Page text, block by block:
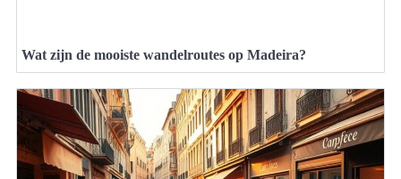
Wat zijn de mooiste wandelroutes op Madeira?